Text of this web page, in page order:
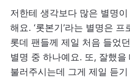
저한테 생각보다 많은 별명
해요. ‘롯본기’라는 별명은
롯데 팬들께 제일 처음 들었
별명 중 하나예요. 또, 잘했을
불러주시는데 그게 제일 듣